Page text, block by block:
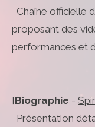
Chaîne officielle
proposant des
performances et
[Biographie -
Présentation